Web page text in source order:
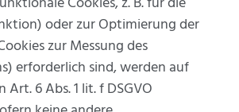
oder zur Optimierung der
zur Messung des
erforderlich sind, werden auf
Art. 6 Abs. 1 lit. f DSGVO